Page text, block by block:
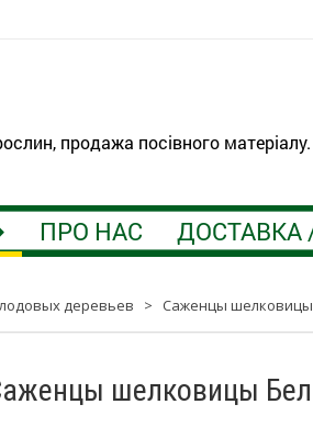
продажа посівного матеріалу.
ПРО НАС ДОСТАВКА
деревьев > Саженцы шелковицы
шелковицы